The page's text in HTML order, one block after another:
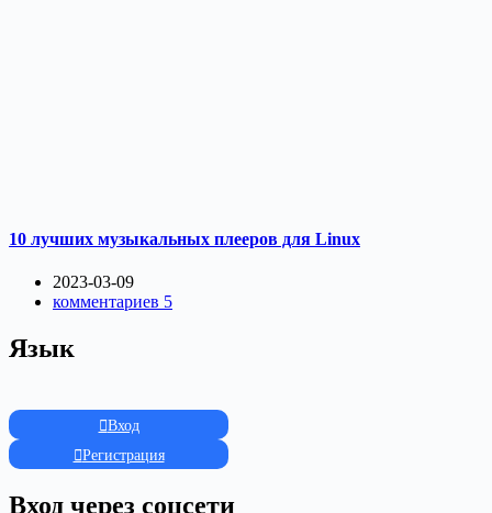
10 лучших музыкальных плееров для Linux
2023-03-09
комментариев 5
Язык
Вход
Регистрация
Вход через соцсети